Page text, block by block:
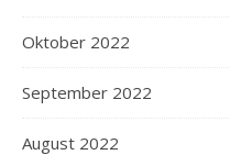
Oktober 2022
September 2022
August 2022